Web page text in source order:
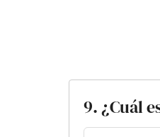
9. ¿Cuál